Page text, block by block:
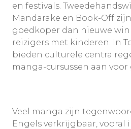
en festivals.
Mandarake en Book-Off
goedkoper dan nieuwe
reizigers met kinderen. In
bieden culturele centra
manga-cursussen aan voor
Veel manga zijn
Engels verkrijgbaar, vooral